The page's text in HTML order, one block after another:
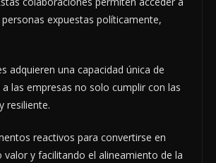
expuestas políticamente,
adquieren una capacidad única de
las empresas no solo cumplir con las
resiliente.
reactivos para convertirse en
y facilitando el alineamiento de la